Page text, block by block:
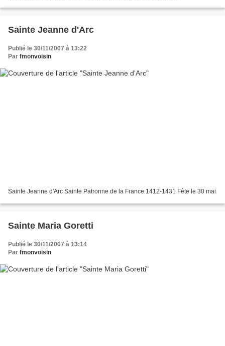
Sainte Jeanne d'Arc
Publié le 30/11/2007 à 13:22
Par fmonvoisin
Sainte Jeanne d'Arc Sainte Patronne de la France 1412-1431 Fête le 30 mai
Sainte Maria Goretti
Publié le 30/11/2007 à 13:14
Par fmonvoisin